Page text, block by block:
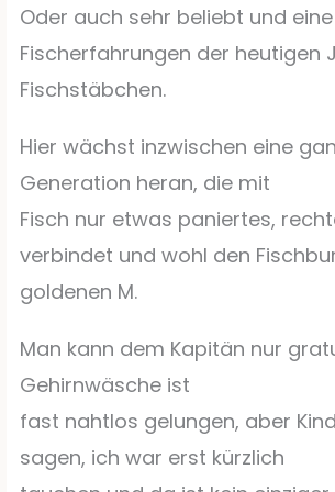
Oder auch sehr beliebt und
Fischerfahrungen der heutigen
Fischstäbchen.
Hier wächst inzwischen eine
Generation heran, die mit
Fisch nur etwas paniertes,
verbindet und wohl den
goldenen M.
Man kann dem Kapitän nur
Gehirnwäsche ist
fast nahtlos gelungen, aber
sagen, ich war erst kürzlich